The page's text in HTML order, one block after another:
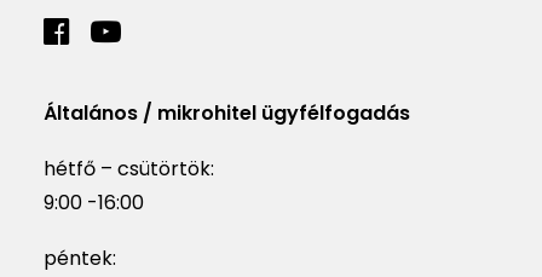
Általános / mikrohitel ügyfélfogadás
hétfő – csütörtök:
9:00 -16:00
péntek: